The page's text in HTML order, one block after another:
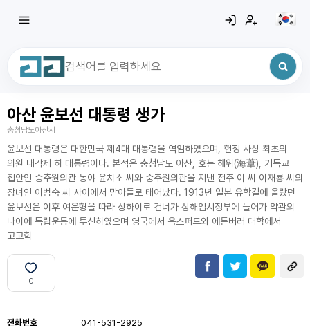
최근 검색어
아산 윤보선 대통령 생가
충청남도아산시
윤보선 대통령은 대한민국 제4대 대통령을 역임하였으며, 헌정 사상 최초의
의원 내각제 하 대통령이다. 본적은 충청남도 아산, 호는 해위(海葦), 기독교
집안인 중추원의관 동야 윤치소 씨와 중추원의관을 지낸 전주 이 씨 이재룡 씨의
장녀인 이범숙 씨 사이에서 맏아들로 태어났다. 1913년 일본 유학길에 올랐던
윤보선은 이후 여운형을 따라 상하이로 건너가 상해임시정부에 들어가 약관의
나이에 독립운동에 투신하였으며 영국에서 옥스퍼드와 에든버러 대학에서
고고학
0
전화번호
041-531-2925